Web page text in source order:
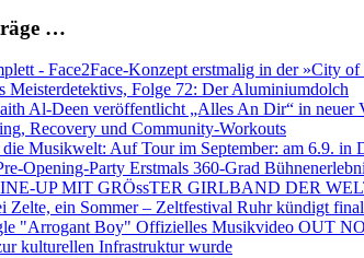
…
- Face2Face-Konzept erstmalig in der »City of
Meisterdetektivs, Folge 72: Der Aluminiumdolch
Al-Deen veröffentlicht „Alles An Dir“ in neuer
Recovery und Community‑Workouts
Musikwelt: Auf Tour im September: am 6.9. in
Opening-Party Erstmals 360-Grad
UP MIT GRÖssTER GIRLBAND DER
Zelte, ein Sommer – Zeltfestival Ruhr kündigt
"Arrogant Boy" Offizielles Musikvideo OUT
kulturellen Infrastruktur wurde